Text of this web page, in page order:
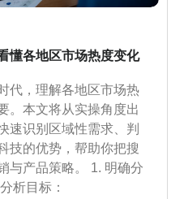
懂各地区市场热度变化
代，理解各地区市场热
。本文将从实操角度出
速识别区域性需求、判
技的优势，帮助你把搜
与产品策略。 1. 明确分
析目标：